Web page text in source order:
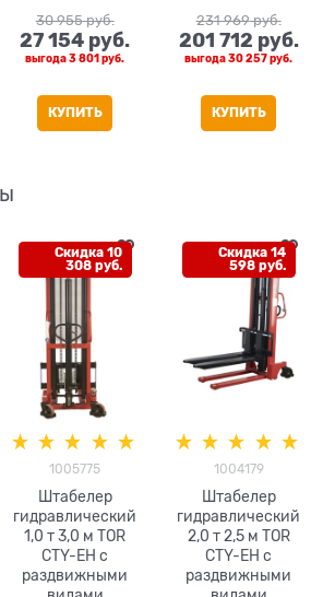
30 955 руб.
27 154 руб.
выгода3 801 руб.
КУПИТЬ
231 969 руб.
201 712 руб.
выгода30 257 руб.
КУПИТЬ
Скидка 10
308 руб.
1005775
Штабелер
гидравлический
1,0 т 3,0 м TOR
CTY-EH с
раздвижными
Скидка 14
598 руб.
1004179
Штабелер
гидравлический
2,0 т 2,5 м TOR
CTY-EH с
раздвижными